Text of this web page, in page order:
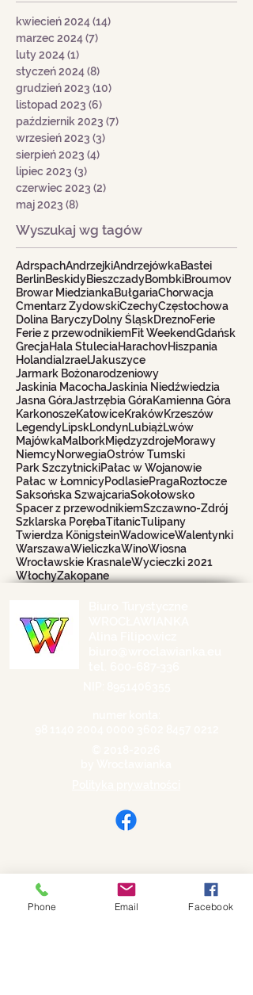
kwiecień 2024(14)
marzec 2024(7)
luty 2024(1)
styczeń 2024(8)
grudzień 2023 (10)
listopad 2023 (6)
październik 2023 (7)
wrzesień 2023 (3)
sierpień 2023 (4)
lipiec 2023 (3)
czerwiec 2023 (2)
maj 2023 (8)
Wyszukaj wg tagów
AdrspachAndrzejkiAndrzejówkaBastei
BerlinBeskidyBieszczadyBombkiBroumov
Browar MiedziankaBułgariaChorwacja
Cmentarz ŻydowskiCzechyCzęstochowa
Dolina BaryczyDolny ŚląskDreznoFerie
Ferie z przewodnikiemFit WeekendGdańsk
GrecjaHala StuleciaHarachovHiszpania
Holandia IzraelJakuszyce
Jarmark Bożonarodzeniowy
Jaskinia MacochaJaskinia Niedźwiedzia
Jasna GóraJastrzębia GóraKamienna Góra
KarkonoszeKatowiceKrakówKrzeszów
LegendyLipskLondynLubiążLwów
MajówkaMalborkMiędzyzdrojeMorawy
NiemcyNorwegiaOstrów Tumski
Park SzczytnickiPałac w Wojanowie
Pałac w ŁomnicyPodlasiePragaRoztocze
Saksońska SzwajcariaSokołowsko
Spacer z przewodnikiemSzczawno-Zdrój
Szklarska PorębaTitanicTulipany
Twierdza KönigsteinWadowiceWalentynki
WarszawaWieliczkaWinoWiosna
Wrocławskie KrasnaleWycieczki 2021
WłochyZakopane
Phone Email Facebook